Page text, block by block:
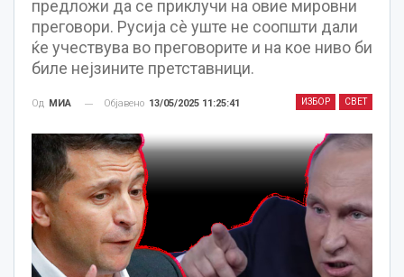
предложи да се приклучи на овие мировни
преговори. Русија сè уште не соопшти дали
ќе учествува во преговорите и на кое ниво би
биле нејзините претставници.
ИЗБОР СВЕТ
Од МИА Објавено 13/05/2025 11:25:41